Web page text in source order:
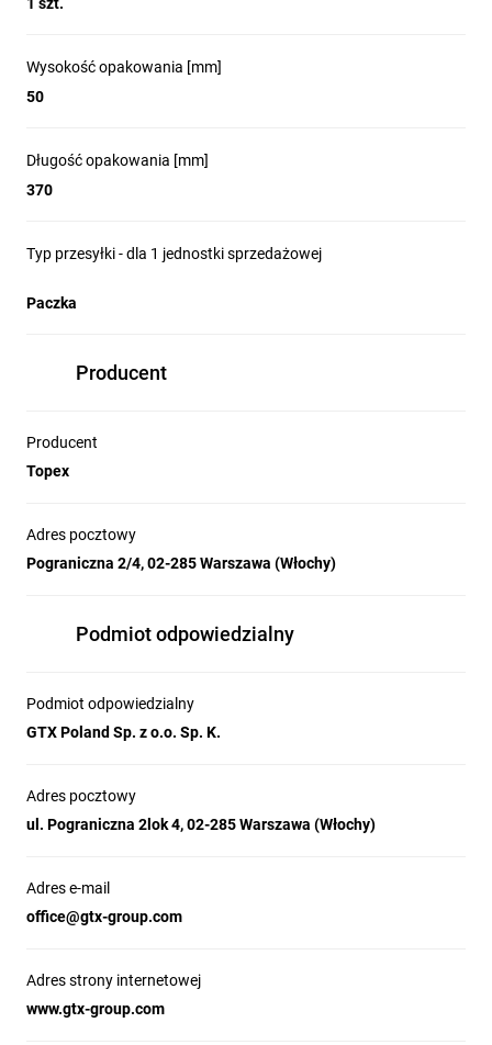
Wysokość opakowania [mm]
50
Długość opakowania [mm]
370
Typ przesyłki - dla 1 jednostki sprzedażowej
Paczka
Producent
Producent
Topex
Adres pocztowy
Pograniczna 2/4, 02-285 Warszawa (Włochy)
Podmiot odpowiedzialny
Podmiot odpowiedzialny
GTX Poland Sp. z o.o. Sp. K.
Adres pocztowy
ul. Pograniczna 2lok 4, 02-285 Warszawa (Włochy)
Adres e-mail
office@gtx-group.com
Adres strony internetowej
www.gtx-group.com